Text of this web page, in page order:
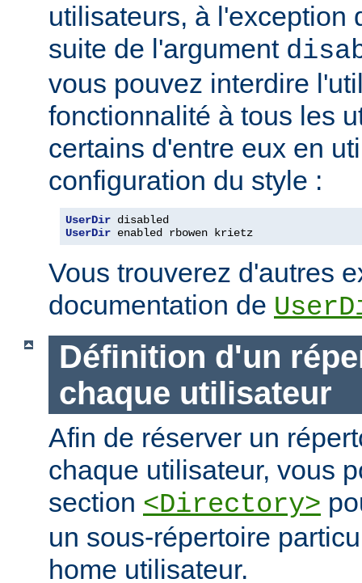
utilisateurs, à l'exception
suite de l'argument
vous pouvez interdire
fonctionnalité à tous les
certains d'entre eux en
configuration du style :
UserDir
UserDir enabled rbowen krietz
Vous trouverez d'autres
documentation de
Définition d'un
chaque utilisateur
Afin de réserver un
chaque utilisateur, vous
section <Directory>
un sous-répertoire
home utilisateur.